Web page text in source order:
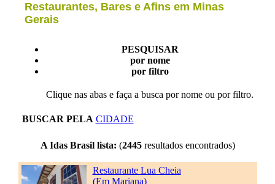
Restaurantes, Bares e Afins em Minas
Gerais
PESQUISAR
por nome
por filtro
Clique nas abas e faça a busca por nome ou por filtro.
BUSCAR PELA CIDADE
A Idas Brasil lista: (2445resultados encontrados)
Restaurante Lua Cheia
(Em Mariana)